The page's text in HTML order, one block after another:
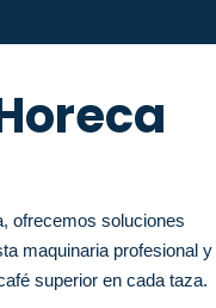
ofrecemos soluciones
maquinaria profesional y
superior en cada taza.